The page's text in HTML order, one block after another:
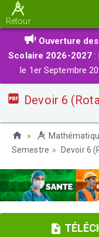
Retour
Ouverture
Scolaire 2026-2027 :
le 1er Septembre
Devoir 6
Semestre
Devoir 6